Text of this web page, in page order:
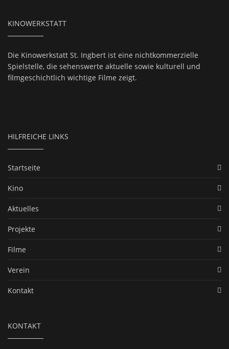
KINOWERKSTATT
Die Kinowerkstatt St. Ingbert ist eine nichtkommerzielle
Spielstelle, die sehenswerte aktuelle sowie kulturell und
filmgeschichtlich wichtige Filme zeigt.
HILFREICHE LINKS
Startseite
Kino
Aktuelles
Projekte
Filme
Verein
Kontakt
KONTAKT